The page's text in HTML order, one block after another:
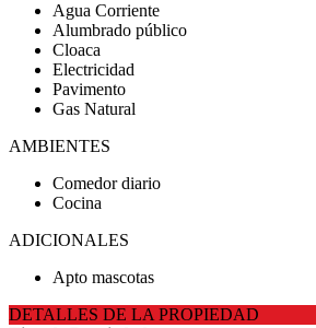
Agua Corriente
Alumbrado público
Cloaca
Electricidad
Pavimento
Gas Natural
AMBIENTES
Comedor diario
Cocina
ADICIONALES
Apto mascotas
DETALLES DE LA PROPIEDAD